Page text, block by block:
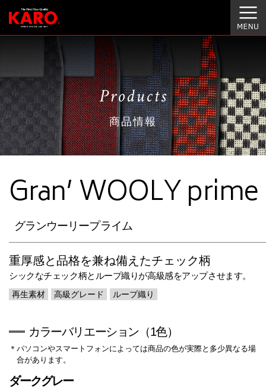
Products
商品情報
Gran’ WOOLY prime
グランウーリープライム
重厚感と品格を兼ね備えたチェック柄
シックなチェック柄とループ織りが高級感をアップさせます。
再生素材
高級グレード ループ織り
カラーバリエーション（1色）
ダークグレー
＊パソコンやスマートフォンによっては商品の色が実際と多少異なる場
合があります。